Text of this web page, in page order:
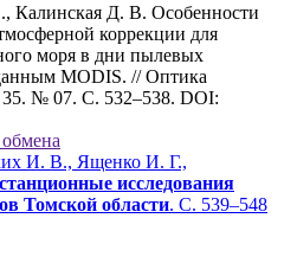
Д. В. Особенности
коррекции для
моря в дни пылевых
MODIS. // Оптика
35. № 07. С. 532–538. DOI:
И. В., Ященко И. Г.,
исследования
Томской области. С. 539–548